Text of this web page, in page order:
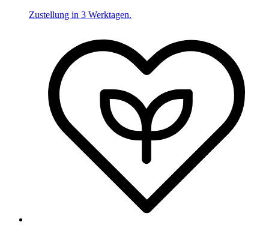
Zustellung in 3 Werktagen.